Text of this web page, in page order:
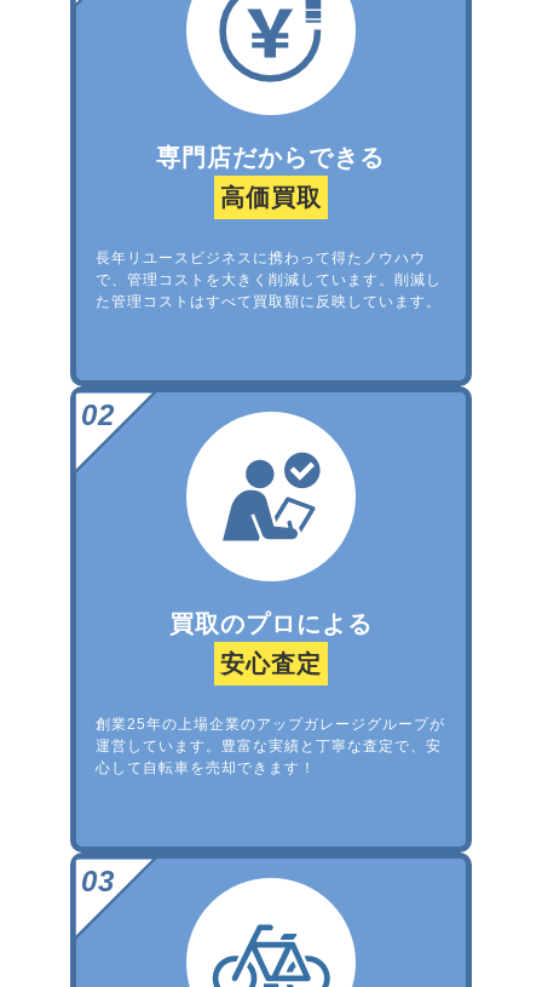
専門店だからできる
高価買取
長年リユースビジネスに携わって得たノウハウ
で、管理コストを大きく削減しています。削減し
た管理コストはすべて買取額に反映しています。
買取のプロによる
安心査定
創業25年の上場企業のアップガレージグループが
運営しています。豊富な実績と丁寧な査定で、安
心して自転車を売却できます！